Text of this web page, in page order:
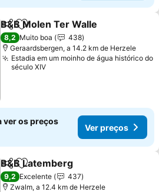
PartilharAdicionar aos favoritos
B&B Molen Ter Walle
8,2 Muito boa
438
Geraardsbergen, a 14.2 km de Herzele
Estadia em um moinho de água histórico do
século XIV
ver os preços
Ver preços
PartilharAdicionar aos favoritos
B&B Latemberg
9,2 Excelente
437
Zwalm, a 12.4 km de Herzele